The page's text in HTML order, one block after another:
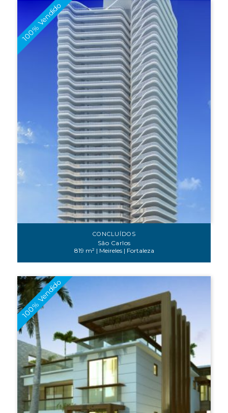
100% Vendido
CONCLUÍDOS
São Carlos
819 m² | Meireles | Fortaleza
100% Vendido